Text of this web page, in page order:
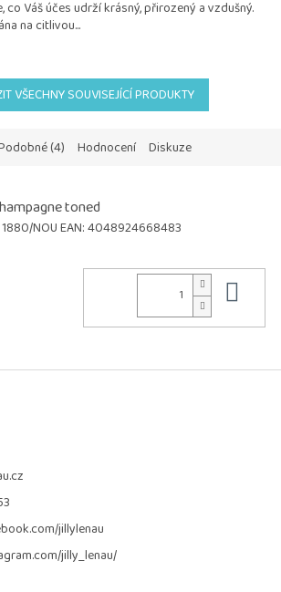
co Váš účes udrží krásný, přirozený a vzdušný.
na citlivou...
VŠECHNY SOUVISEJÍCÍ PRODUKTY
(4) Hodnocení Diskuze
toned
NOUEAN:4048924668483
jillylenau
jilly_lenau/